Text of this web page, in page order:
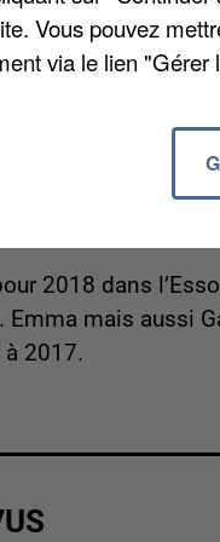
participent
permis de
Vernailles. Ils y
une auto-école
2018 dans
mais aussi
à 2017.
Vous pouvez
via le lien "Gérer